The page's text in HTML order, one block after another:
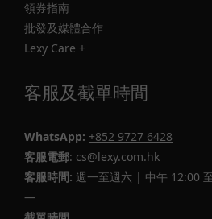
領券指南
批發及媒體合作
Lexy Care +
客服及截單時間
WhatsApp: +852 9727 6428
客服電郵: cs@lexy.com.hk
客服時間: 週一至週六 | 中午 12:00
—